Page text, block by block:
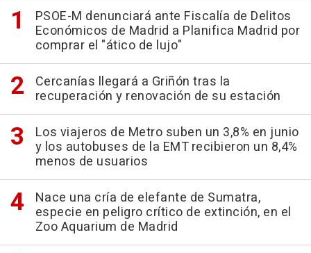
PSOE-M denunciará ante Fiscalía de Delitos
Económicos de Madrid a Planifica Madrid por
comprar el "ático de lujo"
Cercanías llegará a Griñón tras la
recuperación y renovación de su estación
Los viajeros de Metro suben un 3,8% en junio
y los autobuses de la EMT recibieron un 8,4%
menos de usuarios
Nace una cría de elefante de Sumatra,
especie en peligro crítico de extinción, en el
Zoo Aquarium de Madrid